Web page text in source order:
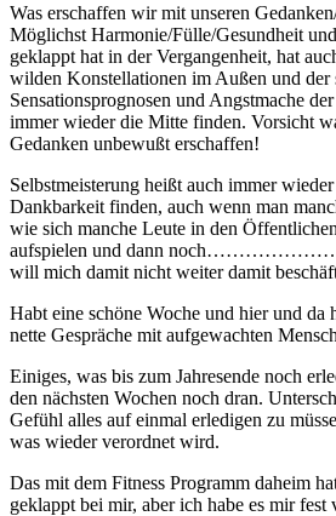
Was erschaffen wir mit unseren
Möglichst Harmonie/Fülle/Gesundheit
geklappt hat in der Vergangenheit, hat
wilden Konstellationen im Außen und der
Sensationsprognosen und Angstmache
immer wieder die Mitte finden. Vorsicht
Gedanken unbewußt erschaffen!
Selbstmeisterung heißt auch immer
Dankbarkeit finden, auch wenn man
wie sich manche Leute in den
aufspielen und dann
will mich damit nicht weiter damit
Habt eine schöne Woche und hier und da
nette Gespräche mit aufgewachten
Einiges, was bis zum Jahresende noch
den nächsten Wochen noch dran.
Gefühl alles auf einmal erledigen zu
was wieder verordnet wird.
Das mit dem Fitness Programm daheim
geklappt bei mir, aber ich habe es mir fest